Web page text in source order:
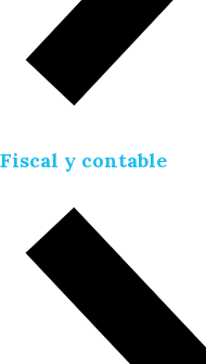
Fiscal y contable